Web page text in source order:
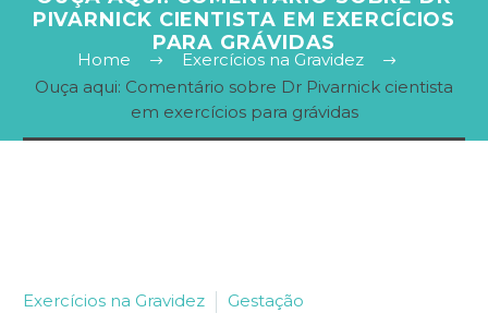
PIVARNICK CIENTISTA EM EXERCÍCIOS
PARA GRÁVIDAS
Home
Exercícios na Gravidez
Ouça aqui: Comentário sobre Dr Pivarnick cientista
em exercícios para grávidas
Exercícios na Gravidez Gestação